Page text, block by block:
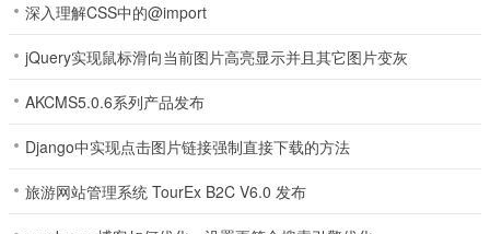
深入理解CSS中的@import
jQuery实现鼠标滑向当前图片高亮显示并且其它图片变灰
AKCMS5.0.6系列产品发布
Django中实现点击图片链接强制直接下载的方法
旅游网站管理系统 TourEx B2C V6.0 发布